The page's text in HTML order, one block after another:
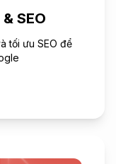
SEO
tối ưu SEO để